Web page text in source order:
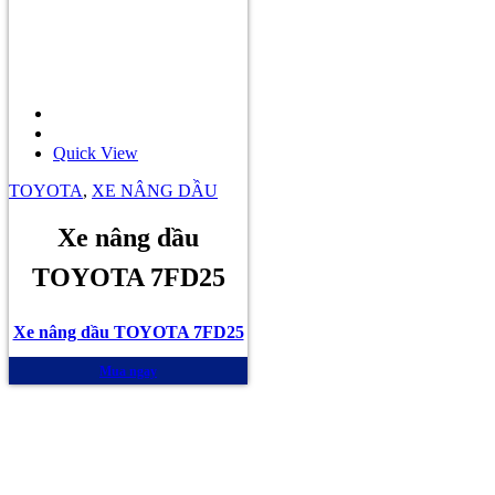
Quick View
TOYOTA, XE NÂNG DẦU
Xe nâng dầu
TOYOTA 7FD25
Xe nâng dầu TOYOTA 7FD25
Mua ngay